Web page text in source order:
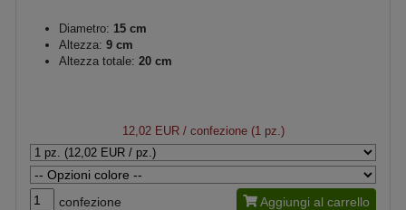
Diametro: 15 cm
Altezza: 9 cm
Altezza totale: 20 cm
12,02 EUR/ confezione (1 pz.)
confezione Aggiungi al carrello